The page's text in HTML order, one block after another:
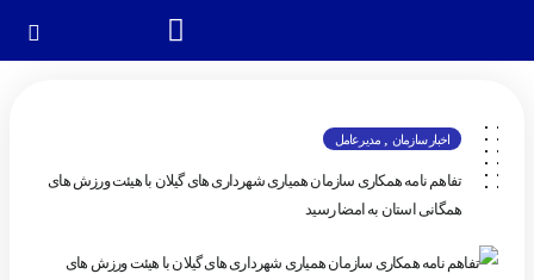
اخبار سازمان , مدیرعامل
تفاهم نامه همکاری سازمان همیاری شهرداری های گیلان با هیئت ورزش های
همگانی استان به امضا رسید